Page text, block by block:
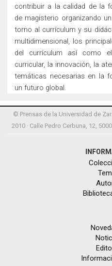
contribuir a la calidad de la
de magisterio organizando
torno al currículum y su
multidimensional, los
del currículum así como
curricular, la innovación, la
temáticas necesarias en la
un futuro global.
© Prensas de la Universidad de
2010 · Calle Pedro Cerbuna, 12,